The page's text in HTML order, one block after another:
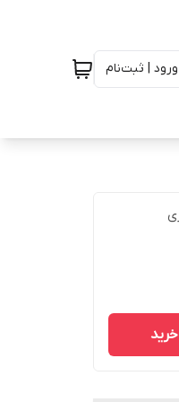
ورود | ثبت‌نام